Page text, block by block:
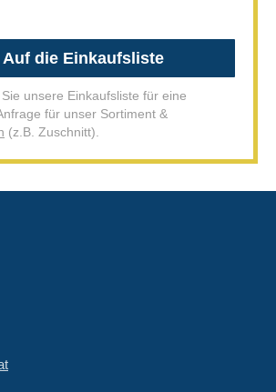
die Einkaufsliste
unsere Einkaufsliste für eine
für unser Sortiment &
(z.B. Zuschnitt).